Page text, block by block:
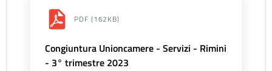
PDF (162KB)
Congiuntura Unioncamere - Servizi - Rimini
- 3° trimestre 2023